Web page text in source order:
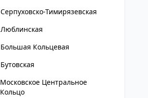
Серпуховско-Тимирязевская
Люблинская
Большая Кольцевая
Бутовская
Московское Центральное
Кольцо